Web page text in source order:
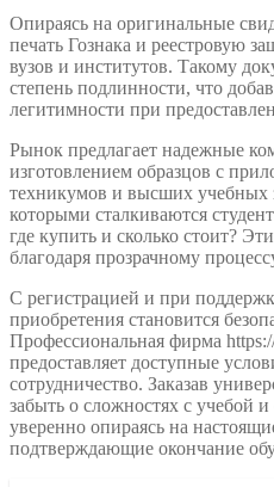
Опираясь на оригинальные
печать Гознака и реестровую
вузов и институтов. Такому
степень подлинности, что
легитимности при
Рынок предлагает надежные
изготовлением образцов с
техникумов и высших учебных
которыми сталкиваются
где купить и сколько стоит?
благодаря прозрачному
С регистрацией и при
приобретения становится
Профессиональная фирма
предоставляет доступные
сотрудничество. Заказав
забыть о сложностях с учебой и
уверенно опираясь на
подтверждающие окончание